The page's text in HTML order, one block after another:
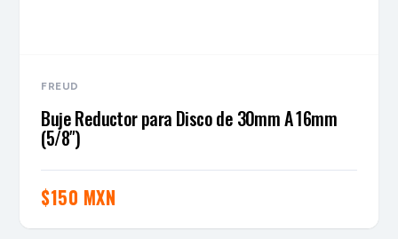
FREUD
Buje Reductor para Disco de 30mm A 16mm
(5/8″)
$150 MXN